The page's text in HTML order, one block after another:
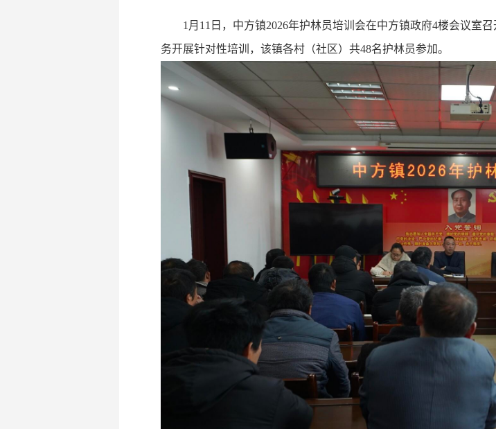
1月11日，中方镇2026年护林员培训会在中方镇政府4楼会议室
务开展针对性培训，该镇各村（社区）共48名护林员参加。